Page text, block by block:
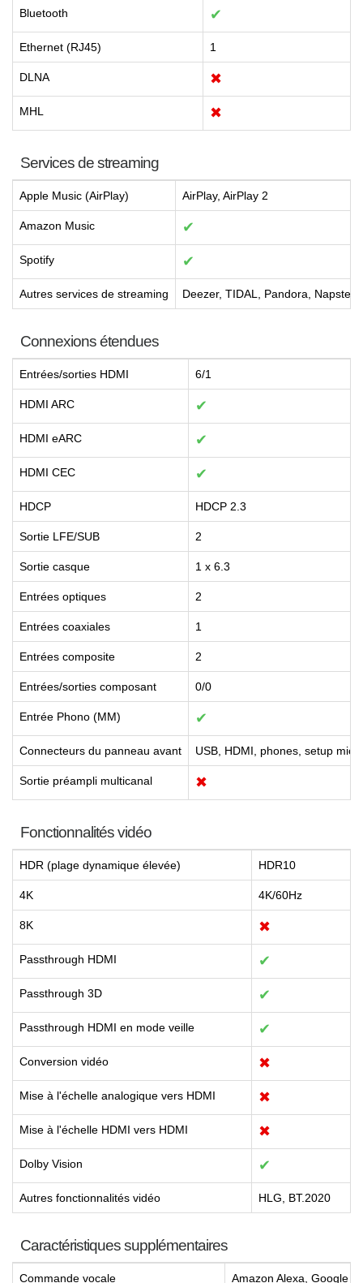
Bluetooth ✔
Ethernet (RJ45) 1
DLNA ✖
MHL ✖
Services de streaming
Apple Music (AirPlay) AirPlay, AirPlay 2
Amazon Music ✔
Spotify ✔
Autres services de streaming Deezer, TIDAL, Pandora,
Connexions étendues
Entrées/sorties HDMI 6/1
HDMI ARC ✔
HDMI eARC ✔
HDMI CEC ✔
HDCP HDCP 2.3
Sortie LFE/SUB 2
Sortie casque 1 x 6.3
Entrées optiques 2
Entrées coaxiales 1
Entrées composite 2
Entrées/sorties composant 0/0
Entrée Phono (MM) ✔
Connecteurs du panneau avant USB, HDMI, phones, setup mic
Sortie préampli multicanal ✖
Fonctionnalités vidéo
HDR (plage dynamique élevée) HDR10
4K 4K/60Hz
8K ✖
Passthrough HDMI ✔
Passthrough 3D ✔
Passthrough HDMI en mode veille ✔
Conversion vidéo ✖
Mise à l'échelle analogique vers HDMI ✖
Mise à l'échelle HDMI vers HDMI ✖
Dolby Vision ✔
Autres fonctionnalités vidéo HLG, BT.2020
Caractéristiques supplémentaires
Commande vocale Amazon Alexa, Google